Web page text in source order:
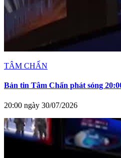
TÂM CHẤN
Bản tin Tâm Chấn phát sóng
20:00 ngày 30/07/2026